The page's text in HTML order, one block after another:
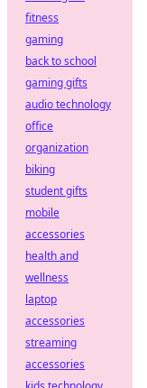
fitness
gaming
back to school
gaming gifts
audio technology
office
organization
biking
student gifts
mobile
accessories
health and
wellness
laptop
accessories
streaming
accessories